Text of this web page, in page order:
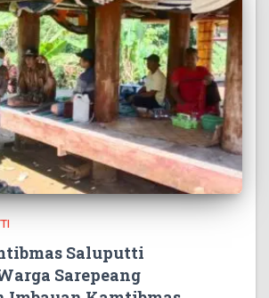
Saluputti
Sarepeang